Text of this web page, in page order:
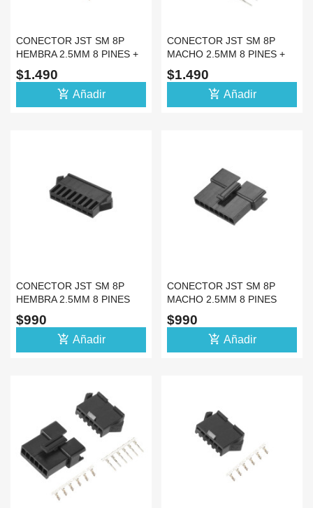
CONECTOR JST SM 8P
HEMBRA 2.5MM 8 PINES +
ESPADINES
$1.490
add_shopping_cart Añadir
CONECTOR JST SM 8P
MACHO 2.5MM 8 PINES +
ESPADINES
$1.490
add_shopping_cart Añadir
CONECTOR JST SM 8P
HEMBRA 2.5MM 8 PINES
(SIN ESPADINES)
$990
add_shopping_cart Añadir
CONECTOR JST SM 8P
MACHO 2.5MM 8 PINES
(SIN ESPADINES)
$990
add_shopping_cart Añadir